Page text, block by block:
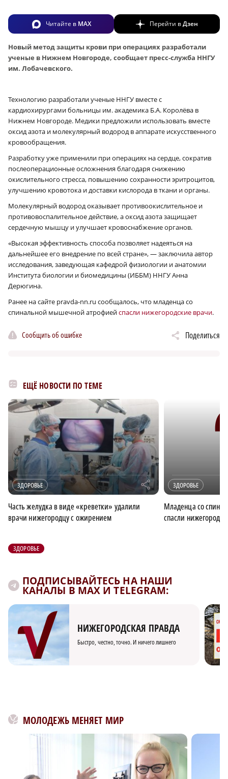
Читайте в MAX Перейти вДзен
Новый метод защиты крови при операциях разработали
ученые в Нижнем Новгороде, сообщает пресс-служба ННГУ
им. Лобачевского.
Технологию разработали ученые ННГУ вместе с
кардиохирургами больницы им. академика Б.А. Королёва в
Нижнем Новгороде. Медики предложили использовать вместе
оксид азота и молекулярный водород в аппарате искусственного
кровообращения.
Разработку уже применили при операциях на сердце, сократив
послеоперационные осложнения благодаря снижению
окислительного стресса, повышению сохранности эритроцитов,
улучшению кровотока и доставки кислорода в ткани и органы.
Молекулярный водород оказывает противоокислительное и
противовоспалительное действие, а оксид азота защищает
сердечную мышцу и улучшает кровоснабжение органов.
«Высокая эффективность способа позволяет надеяться на
дальнейшее его внедрение по всей стране», — заключила автор
исследования, заведующая кафедрой физиологии и анатомии
Института биологии и биомедицины (ИББМ) ННГУ Анна
Дерюгина.
Ранее на сайте pravda-nn.ru сообщалось, что младенца со
спинальной мышечной атрофиейспасли нижегородские врачи.
Сообщить об ошибке Поделиться
ЕЩЁ НОВОСТИ ПО ТЕМЕ
ЗДОРОВЬЕ r
Часть желудка в виде «креветки» удалили
врачи нижегородцу с ожирением
ЗДОРОВЬЕ
Младенца со
спасли
ЗДОРОВЬЕ
ПОДПИСЫВАЙТЕСЬ НА НАШИ
КАНАЛЫ В MAX И TELEGRAM:
НИЖЕГОРОДСКАЯ ПРАВДА
Быстро, честно, точно. И ничего лишнего
МОЛОДЕЖЬ МЕНЯЕТ МИР